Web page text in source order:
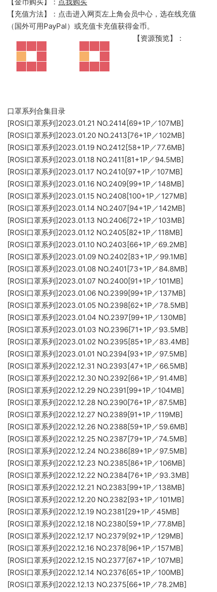
【充值方法】：点击进入网页左上角会员中心，选在线充值
（国外可用PayPal）或充值卡充值获得金币。
【资源预览】：
口罩系列合集目录
[ROSI口罩系列]2023.01.21 NO.2414[69+1P／107MB]
[ROSI口罩系列]2023.01.20 NO.2413[76+1P／102MB]
[ROSI口罩系列]2023.01.19 NO.2412[58+1P／77.6MB]
[ROSI口罩系列]2023.01.18 NO.2411[81+1P／94.5MB]
[ROSI口罩系列]2023.01.17 NO.2410[97+1P／107MB]
[ROSI口罩系列]2023.01.16 NO.2409[99+1P／148MB]
[ROSI口罩系列]2023.01.15 NO.2408[100+1P／127MB]
[ROSI口罩系列]2023.01.14 NO.2407[94+1P／142MB]
[ROSI口罩系列]2023.01.13 NO.2406[72+1P／103MB]
[ROSI口罩系列]2023.01.12 NO.2405[82+1P／118MB]
[ROSI口罩系列]2023.01.10 NO.2403[66+1P／69.2MB]
[ROSI口罩系列]2023.01.09 NO.2402[83+1P／99.1MB]
[ROSI口罩系列]2023.01.08 NO.2401[73+1P／84.8MB]
[ROSI口罩系列]2023.01.07 NO.2400[91+1P／101MB]
[ROSI口罩系列]2023.01.06 NO.2399[99+1P／137MB]
[ROSI口罩系列]2023.01.05 NO.2398[62+1P／78.5MB]
[ROSI口罩系列]2023.01.04 NO.2397[99+1P／130MB]
[ROSI口罩系列]2023.01.03 NO.2396[71+1P／93.5MB]
[ROSI口罩系列]2023.01.02 NO.2395[85+1P／83.4MB]
[ROSI口罩系列]2023.01.01 NO.2394[93+1P／97.5MB]
[ROSI口罩系列]2022.12.31 NO.2393[47+1P／66.5MB]
[ROSI口罩系列]2022.12.30 NO.2392[66+1P／91.4MB]
[ROSI口罩系列]2022.12.29 NO.2391[99+1P／104MB]
[ROSI口罩系列]2022.12.28 NO.2390[76+1P／87.5MB]
[ROSI口罩系列]2022.12.27 NO.2389[91+1P／119MB]
[ROSI口罩系列]2022.12.26 NO.2388[59+1P／59.6MB]
[ROSI口罩系列]2022.12.25 NO.2387[79+1P／74.5MB]
[ROSI口罩系列]2022.12.24 NO.2386[89+1P／97.5MB]
[ROSI口罩系列]2022.12.23 NO.2385[86+1P／106MB]
[ROSI口罩系列]2022.12.22 NO.2384[76+1P／93.3MB]
[ROSI口罩系列]2022.12.21 NO.2383[99+1P／138MB]
[ROSI口罩系列]2022.12.20 NO.2382[93+1P／101MB]
[ROSI口罩系列]2022.12.19 NO.2381[29+1P／45MB]
[ROSI口罩系列]2022.12.18 NO.2380[59+1P／77.8MB]
[ROSI口罩系列]2022.12.17 NO.2379[92+1P／129MB]
[ROSI口罩系列]2022.12.16 NO.2378[96+1P／157MB]
[ROSI口罩系列]2022.12.15 NO.2377[67+1P／107MB]
[ROSI口罩系列]2022.12.14 NO.2376[65+1P／100MB]
[ROSI口罩系列]2022.12.13 NO.2375[66+1P／78.2MB]